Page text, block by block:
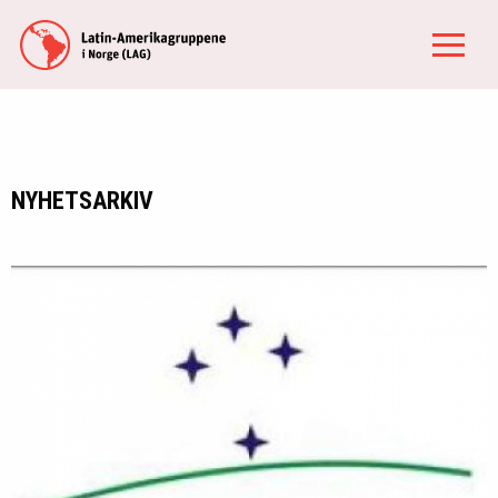
NYHETSARKIV